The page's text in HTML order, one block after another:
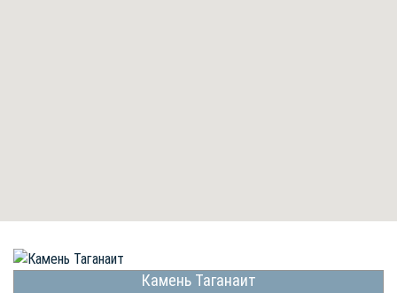
Камень Таганаит